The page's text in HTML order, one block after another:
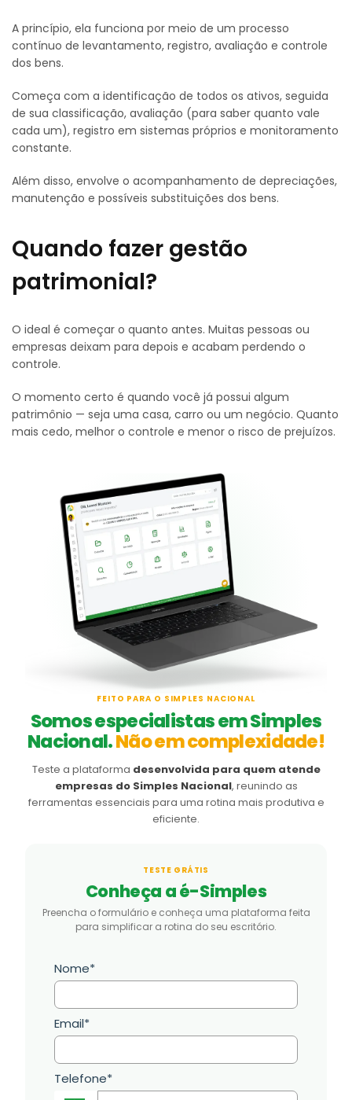
A princípio, ela funciona por meio de um processo
contínuo de levantamento, registro, avaliação e controle
dos bens.
Começa com a identificação de todos os ativos, seguida
de sua classificação, avaliação (para saber quanto vale
cada um), registro em sistemas próprios e monitoramento
constante.
Além disso, envolve o acompanhamento de depreciações,
manutenção e possíveis substituições dos bens.
Quando fazer gestão
patrimonial?
O ideal é começar o quanto antes. Muitas pessoas ou
empresas deixam para depois e acabam perdendo o
controle.
O momento certo é quando você já possui algum
patrimônio — seja uma casa, carro ou um negócio. Quanto
mais cedo, melhor o controle e menor o risco de prejuízos.
FEITO PARA O SIMPLES NACIONAL
Somos especialistas em Simples
Nacional.Não em complexidade!
Teste a plataforma desenvolvida para quem atende
empresas do Simples Nacional, reunindo as
ferramentas essenciais para uma rotina mais produtiva e
eficiente.
TESTE GRÁTIS
Conheça a é-Simples
Preencha o formulário e conheça uma plataforma feita
para simplificar a rotina do seu escritório.
Nome*
Email*
Telefone*